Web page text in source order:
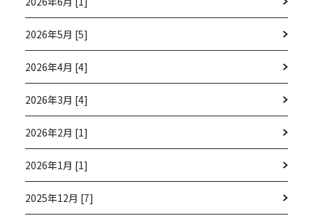
2026年5月 [5]
2026年4月 [4]
2026年3月 [4]
2026年2月 [1]
2026年1月 [1]
2025年12月 [7]